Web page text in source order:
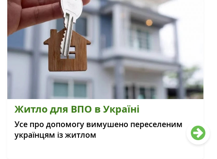
Житло для ВПО в Україні
Усе про допомогу вимушено переселеним
українцям із житлом